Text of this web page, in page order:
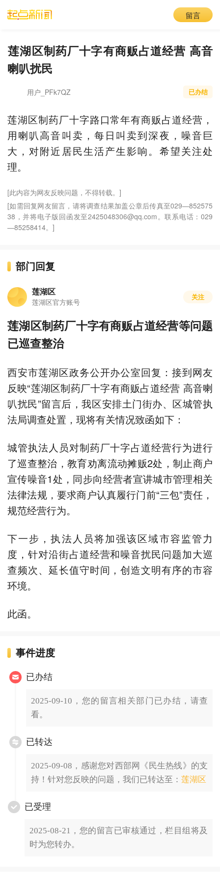
留言
​莲湖区制药厂十字有商贩占道经营 高音
喇叭扰民
用户_PFk7QZ 已办结
莲湖区制药厂十字路口常年有商贩占道经营，
用喇叭高音叫卖，每日叫卖到深夜，噪音巨
大，对附近居民生活产生影响。希望关注处
理。
[此内容为网友反映问题，不得转载。]
[如需回复网友留言，请将调查结果加盖公章后传真至029—852575
38，并将电子版回函发至2425048306@qq.com。联系电话：029
—85258414。]
部门回复
莲湖区
莲湖区官方账号
关注
​莲湖区制药厂十字有商贩占道经营等问题
已巡查整治
西安市莲湖区政务公开办公室回复：接到网友
反映“莲湖区制药厂十字有商贩占道经营 高音喇
叭扰民”留言后，我区安排土门街办、区城管执
法局调查处置，现将有关情况致函如下：
城管执法人员对制药厂十字占道经营行为进行
了巡查整治，教育劝离流动摊贩2处，制止商户
宣传噪音1处，同步向经营者宣讲城市管理相关
法律法规，要求商户认真履行门前“三包”责任，
规范经营行为。
下一步，执法人员将加强该区域市容监管力
度，针对沿街占道经营和噪音扰民问题加大巡
查频次、延长值守时间，创造文明有序的市容
环境。
此函。
事件进度
已办结
2025-09-10，您的留言相关部门已办结，请查
看。
已转达
2025-09-08，感谢您对西部网《民生热线》的支
持！针对您反映的问题，我们已转达至： 莲湖区
已受理
2025-08-21，您的留言已审核通过，栏目组将及
时为您转办。